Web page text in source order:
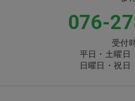
076-
受付
平日・土曜
日曜日・祝